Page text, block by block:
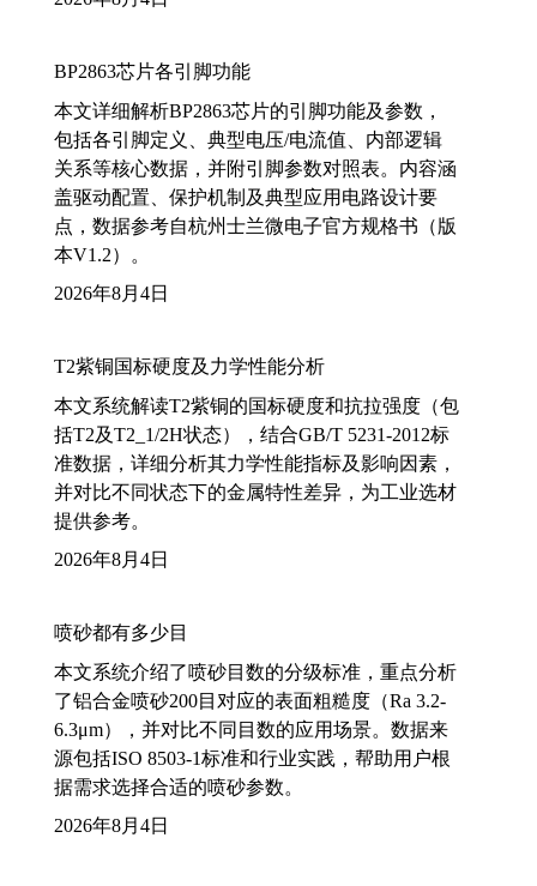
BP2863芯片各引脚功能
本文详细解析BP2863芯片的引脚功能及参数，
包括各引脚定义、典型电压/电流值、内部逻辑
关系等核心数据，并附引脚参数对照表。内容涵
盖驱动配置、保护机制及典型应用电路设计要
点，数据参考自杭州士兰微电子官方规格书（版
本V1.2）。
2026年8月4日
T2紫铜国标硬度及力学性能分析
本文系统解读T2紫铜的国标硬度和抗拉强度（包
括T2及T2_1/2H状态），结合GB/T 5231-2012标
准数据，详细分析其力学性能指标及影响因素，
并对比不同状态下的金属特性差异，为工业选材
提供参考。
2026年8月4日
喷砂都有多少目
本文系统介绍了喷砂目数的分级标准，重点分析
了铝合金喷砂200目对应的表面粗糙度（Ra 3.2-
6.3μm），并对比不同目数的应用场景。数据来
源包括ISO 8503-1标准和行业实践，帮助用户根
据需求选择合适的喷砂参数。
2026年8月4日